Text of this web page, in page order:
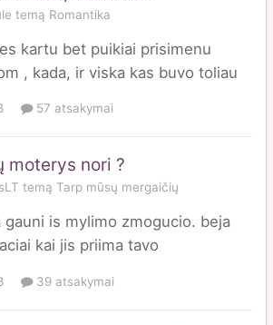
temą Romantika
kartu bet puikiai prisimenu
, kada, ir viska kas buvo toliau
57 atsakymai
moterys nori ?
temą Tarp mūsų mergaičių
gauni is mylimo zmogucio. beja
kai jis priima tavo
39 atsakymai